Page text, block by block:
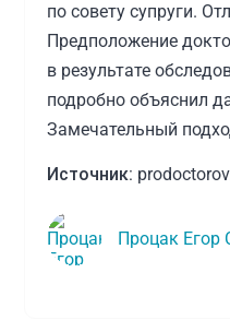
по совету супруги.
Предположение
в результате
подробно объяснил
Замечательный
Источник:
Процак Егор